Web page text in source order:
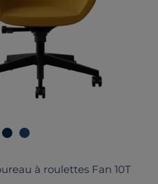
à roulettes Fan 10T